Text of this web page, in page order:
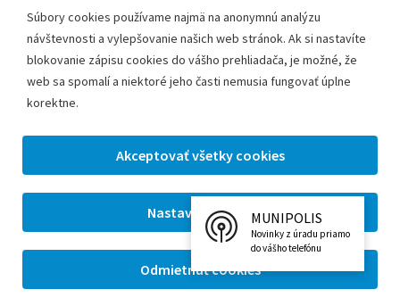
Súbory cookies používame najmä na anonymnú analýzu
návštevnosti a vylepšovanie našich web stránok. Ak si nastavíte
blokovanie zápisu cookies do vášho prehliadača, je možné, že
web sa spomalí a niektoré jeho časti nemusia fungovať úplne
korektne.
Kontakt:
Telefón:+42133/285 27 11
Email:
mesto@leopoldov.sk
primatorka@leopoldov.sk
Webmaster:webmaster@leopoldov.sk
2026 © Mestský úrad Leopoldov |
Nastavenia cookies
Tvorba web stránok aredakčný systém od firmy AlejTech,
spol. s r.o.
MUNIPOLIS
Novinky z úradu priamo
do vášho telefónu